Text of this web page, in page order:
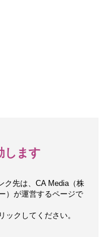
します
先は、 CA Media（株
）が運営するページで
ックしてください。